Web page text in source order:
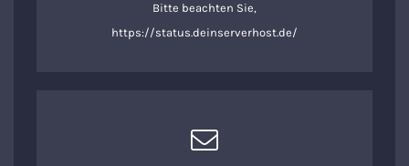
Bitte beachten Sie,
https://status.deinserverhost.de/